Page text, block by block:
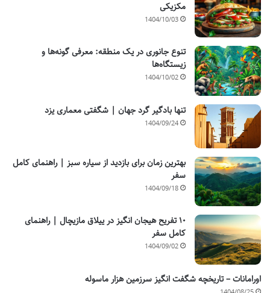
مکزیکی
1404/10/03
تنوع جانوری در یک منطقه: معرفی گونه‌ها و
زیستگاه‌ها
1404/10/02
تنها بادگیر گرد جهان | شگفتی معماری یزد
1404/09/24
بهترین زمان برای بازدید از سیاره سبز | راهنمای کامل
سفر
1404/09/18
۱۰ تفریح هیجان انگیز در ییلاق مازیچال | راهنمای
کامل سفر
1404/09/02
اورامانات – تاریخچه شگفت انگیز سرزمین هزار ماسوله